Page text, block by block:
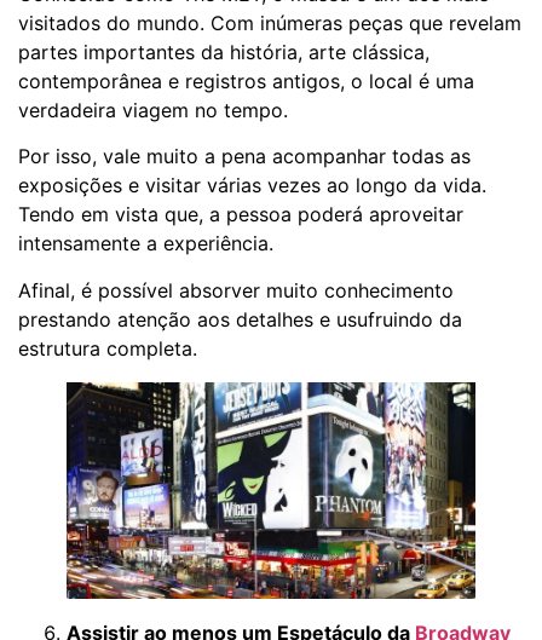
visitados do mundo. Com inúmeras peças que revelam
partes importantes da história, arte clássica,
contemporânea e registros antigos, o local é uma
verdadeira viagem no tempo.
Por isso, vale muito a pena acompanhar todas as
exposições e visitar várias vezes ao longo da vida.
Tendo em vista que, a pessoa poderá aproveitar
intensamente a experiência.
Afinal, é possível absorver muito conhecimento
prestando atenção aos detalhes e usufruindo da
estrutura completa.
Assistir ao menos um Espetáculo da Broadway